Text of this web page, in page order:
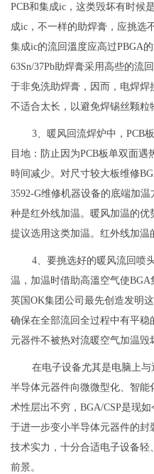
PCB和集成ic，这类毁坏有时候
成ic，不一样的助焊膏，应挑选
集成ic的流回溫度应高过PBGA
63Sn/37Pb助焊膏采用高些的流
于非免洗助焊膏，因而，电焊焊
不适合太长，以避免焊锡丝颗粒
3、暖风回流焊炉中，PCB
目地：防止因为PCB板单双面
時间减少。对尺寸较大板维修
3592-G维修机器设备的底端加
种是红外线加温。暖风加温的
提议选用这类加温。红外线加温
4、要挑选好的暖风流回喷
温，加温时借助高溫空气使BGA
英国OK集团公司最先创造发明
确保在全部流回全过程中有平
元器件不被热对流暖空气加温毁
在电子设备尤其是电脑上与
半导体元器件向微微型化、智
术性层出不穷，BGA/CSP是现
于进一步变小半导体元器件的
技术实力，十分合适电子设备
前景。